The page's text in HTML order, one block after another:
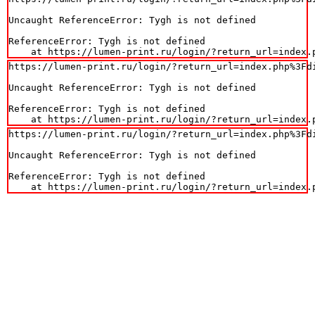
Uncaught ReferenceError: Tygh is not defined
ReferenceError: Tygh is not defined
at https://lumen-print.ru/login/
https://lumen-print.ru/login/
Uncaught ReferenceError: Tygh is not defined
ReferenceError: Tygh is not defined
at https://lumen-print.ru/login/
https://lumen-print.ru/login/
Uncaught ReferenceError: Tygh is not defined
ReferenceError: Tygh is not defined
at https://lumen-print.ru/login/